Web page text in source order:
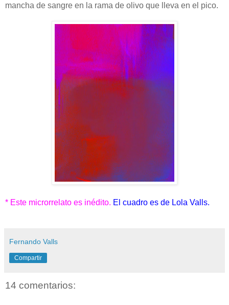
mancha de sangre en la rama de olivo que lleva en el pico.
* Este microrrelato es inédito. El cuadro es de Lola Valls.
Fernando Valls
Compartir
14 comentarios: